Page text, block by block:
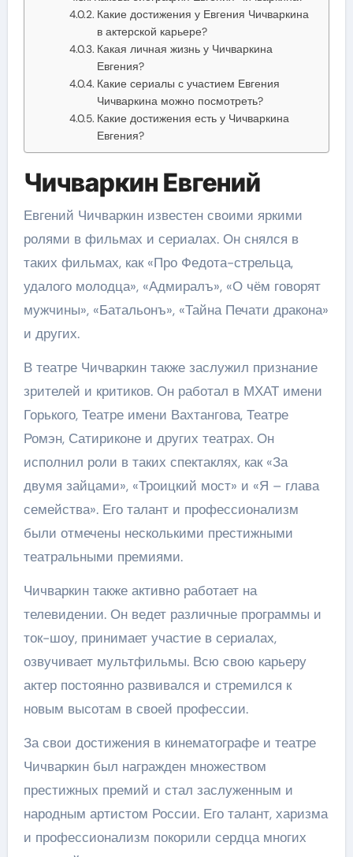
Какие достижения у Евгения Чичваркина
в актерской карьере?
Какая личная жизнь у Чичваркина
Евгения?
Какие сериалы с участием Евгения
Чичваркина можно посмотреть?
Какие достижения есть у Чичваркина
Евгения?
Чичваркин Евгений
Евгений Чичваркин известен своими яркими
ролями в фильмах и сериалах. Он снялся в
таких фильмах, как «Про Федота-стрельца,
удалого молодца», «Адмиралъ», «О чём говорят
мужчины», «Батальонъ», «Тайна Печати дракона»
и других.
В театре Чичваркин также заслужил признание
зрителей и критиков. Он работал в МХАТ имени
Горького, Театре имени Вахтангова, Театре
Ромэн, Сатириконе и других театрах. Он
исполнил роли в таких спектаклях, как «За
двумя зайцами», «Троицкий мост» и «Я – глава
семейства». Его талант и профессионализм
были отмечены несколькими престижными
театральными премиями.
Чичваркин также активно работает на
телевидении. Он ведет различные программы и
ток-шоу, принимает участие в сериалах,
озвучивает мультфильмы. Всю свою карьеру
актер постоянно развивался и стремился к
новым высотам в своей профессии.
За свои достижения в кинематографе и театре
Чичваркин был награжден множеством
престижных премий и стал заслуженным и
народным артистом России. Его талант, харизма
и профессионализм покорили сердца многих